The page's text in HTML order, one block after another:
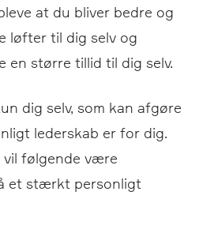
at du bliver bedre og
løfter til dig selv og
en større tillid til dig selv.
dig selv, som kan afgøre
lederskab er for dig.
vil følgende være
et stærkt personligt